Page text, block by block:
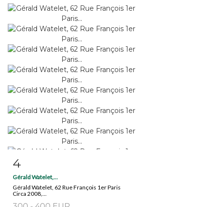
Fiche détaillée
4
Gérald Watelet,...
Gérald Watelet, 62 Rue François 1er Paris
Circa 2008,...